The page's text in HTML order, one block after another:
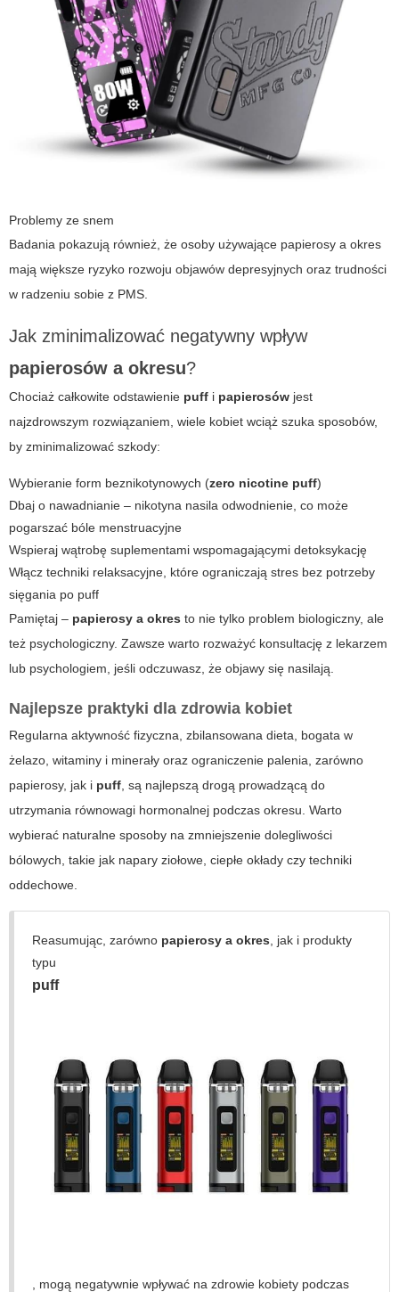
Problemy ze snem
Badania pokazują również, że osoby używające papierosy a okres
mają większe ryzyko rozwoju objawów depresyjnych oraz trudności
w radzeniu sobie z PMS.
Jak zminimalizować negatywny wpływ
papierosów a okresu?
Chociaż całkowite odstawienie puff i papierosów jest
najzdrowszym rozwiązaniem, wiele kobiet wciąż szuka sposobów,
by zminimalizować szkody:
Wybieranie form beznikotynowych (zero nicotine puff)
Dbaj o nawadnianie – nikotyna nasila odwodnienie, co może
pogarszać bóle menstruacyjne
Wspieraj wątrobę suplementami wspomagającymi detoksykację
Włącz techniki relaksacyjne, które ograniczają stres bez potrzeby
sięgania po puff
Pamiętaj – papierosy a okres to nie tylko problem biologiczny, ale
też psychologiczny. Zawsze warto rozważyć konsultację z lekarzem
lub psychologiem, jeśli odczuwasz, że objawy się nasilają.
Najlepsze praktyki dla zdrowia kobiet
Regularna aktywność fizyczna, zbilansowana dieta, bogata w
żelazo, witaminy i minerały oraz ograniczenie palenia, zarówno
papierosy, jak i puff, są najlepszą drogą prowadzącą do
utrzymania równowagi hormonalnej podczas okresu. Warto
wybierać naturalne sposoby na zmniejszenie dolegliwości
bólowych, takie jak napary ziołowe, ciepłe okłady czy techniki
oddechowe.
Reasumując, zarówno papierosy a okres, jak i produkty
typu
puff
, mogą negatywnie wpływać na zdrowie kobiety podczas